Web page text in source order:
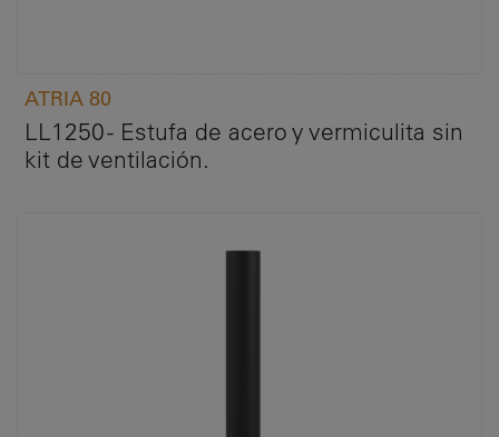
ATRIA 80
LL1250 - Estufa de acero y vermiculita sin
kit de ventilación.